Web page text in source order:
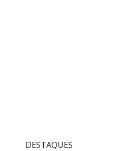
DESTAQUES